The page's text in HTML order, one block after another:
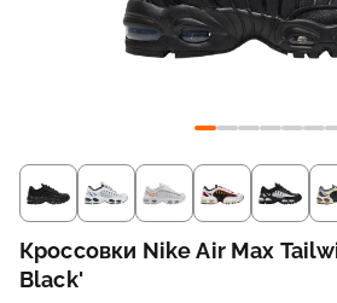
Кроссовки Nike Air Max
Black'